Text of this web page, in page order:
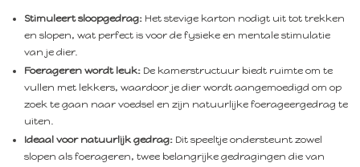
Stimuleert sloopgedrag: Het stevige karton nodigt uit tot trekken
en slopen, wat perfect is voor de fysieke en mentale stimulatie
van je dier.
Foerageren wordt leuk: De kamerstructuur biedt ruimte om te
vullen met lekkers, waardoor je dier wordt aangemoedigd om op
zoek te gaan naar voedsel en zijn natuurlijke foerageergedrag te
uiten.
Ideaal voor natuurlijk gedrag: Dit speeltje ondersteunt zowel
slopen als foerageren, twee belangrijke gedragingen die van